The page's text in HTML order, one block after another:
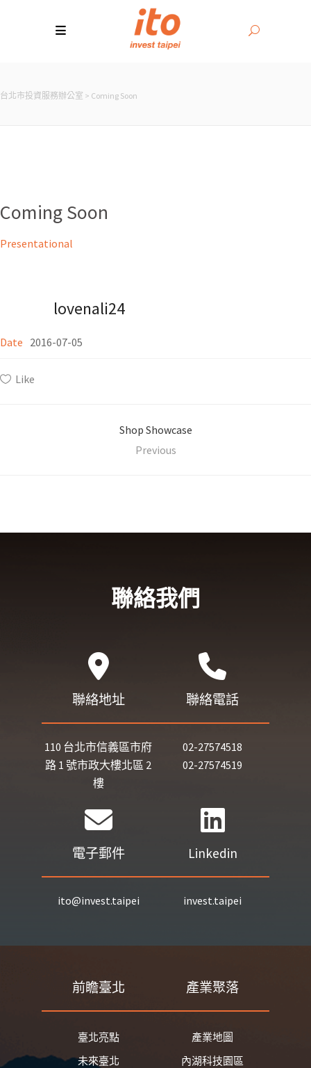
台北市投資服務辦公室 > Coming Soon
Coming Soon
Presentational
lovenali24
Date 2016-07-05
Like
Shop Showcase
Previous
聯絡我們
聯絡地址
110 台北市信義區市府
路 1 號市政大樓北區 2
樓
聯絡電話
02-27574518
02-27574519
電子郵件
ito@invest.taipei
Linkedin
invest.taipei
前瞻臺北
臺北亮點
未來臺北
產業聚落
產業地圖
內湖科技園區